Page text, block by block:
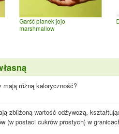
Garść pianek jojo
marshmallow
różną kaloryczność?
zbliżoną wartość odżywczą,
(w postaci cukrów prostych) w